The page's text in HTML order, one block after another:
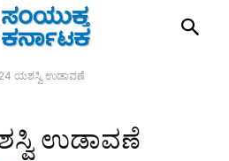
24 ಯಶಸ್ವಿ ಉಡಾವಣೆ
ಉಡಾವಣೆ